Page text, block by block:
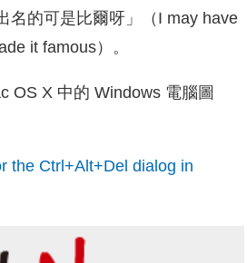
名的可是比爾呀」（I may have
it famous）。
OS X 中的 Windows 電腦圖
the Ctrl+Alt+Del dialog in